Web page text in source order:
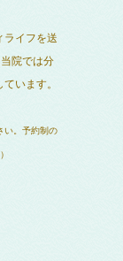
ライフを送
当院では分
います。
い。予約制の